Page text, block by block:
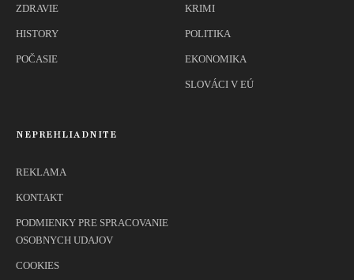
ZDRAVIE
HISTORY
POČASIE
KRIMI
POLITIKA
EKONOMIKA
SLOVÁCI V EÚ
NEPREHLIADNITE
REKLAMA
KONTAKT
PODMIENKY PRE SPRACOVANIE
OSOBNYCH UDAJOV
COOKIES